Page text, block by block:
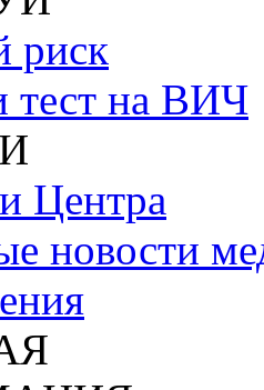
риск
тест на ВИЧ
Центра
новости